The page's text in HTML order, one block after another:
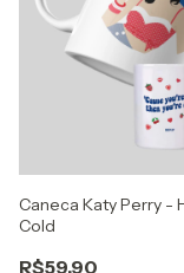
Caneca Katy Perry -
Cold
R$59,90